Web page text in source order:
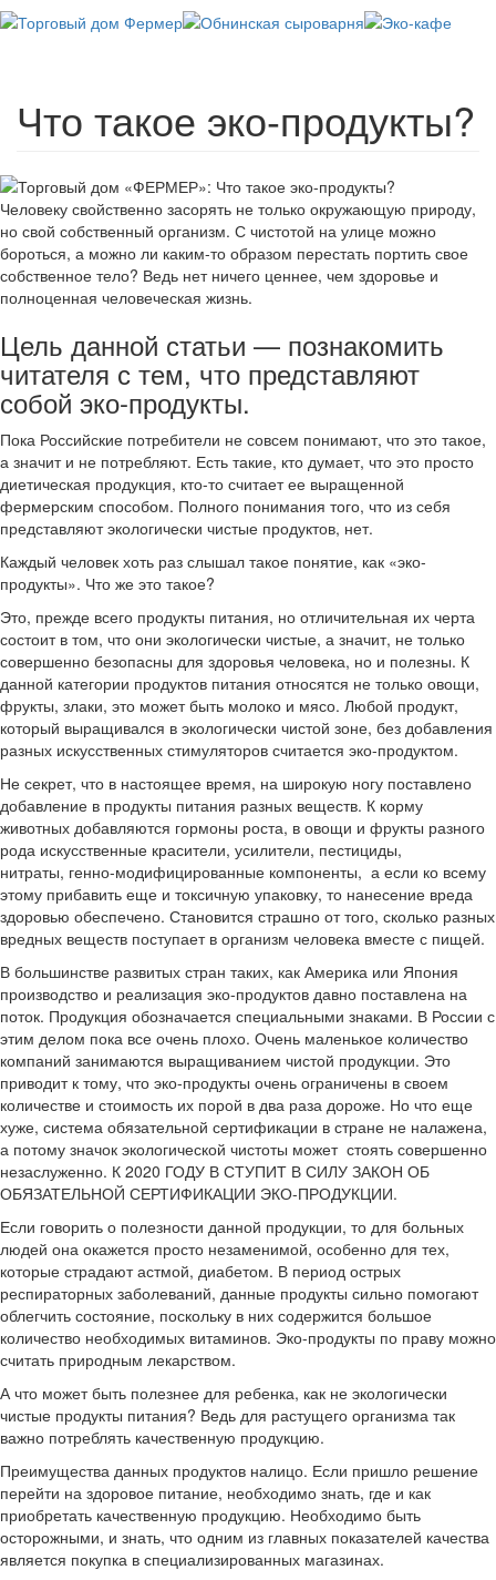
Перейти
к
Что такое эко-продукты?
Человеку свойственно засорять не только окружающую природу,
но свой собственный организм. С чистотой на улице можно
бороться, а можно ли каким-то образом перестать портить свое
собственное тело? Ведь нет ничего ценнее, чем здоровье и
полноценная человеческая жизнь.
Цель данной статьи — познакомить
читателя с тем, что представляют
собой эко-продукты.
Пока Российские потребители не совсем понимают, что это такое,
а значит и не потребляют. Есть такие, кто думает, что это просто
диетическая продукция, кто-то считает ее выращенной
фермерским способом. Полного понимания того, что из себя
представляют экологически чистые продуктов, нет.
Каждый человек хоть раз слышал такое понятие, как «эко-
продукты». Что же это такое?
Это, прежде всего продукты питания, но отличительная их черта
состоит в том, что они экологически чистые, а значит, не только
совершенно безопасны для здоровья человека, но и полезны. К
данной категории продуктов питания относятся не только овощи,
фрукты, злаки, это может быть молоко и мясо. Любой продукт,
который выращивался в экологически чистой зоне, без добавления
разных искусственных стимуляторов считается эко-продуктом.
Не секрет, что в настоящее время, на широкую ногу поставлено
добавление в продукты питания разных веществ. К корму
животных добавляются гормоны роста, в овощи и фрукты разного
рода искусственные красители, усилители, пестициды,
нитраты, генно-модифицированные компоненты, а если ко всему
этому прибавить еще и токсичную упаковку, то нанесение вреда
здоровью обеспечено. Становится страшно от того, сколько разных
вредных веществ поступает в организм человека вместе с пищей.
В большинстве развитых стран таких, как Америка или Япония
производство и реализация эко-продуктов давно поставлена на
поток. Продукция обозначается специальными знаками. В России с
этим делом пока все очень плохо. Очень маленькое количество
компаний занимаются выращиванием чистой продукции. Это
приводит к тому, что эко-продукты очень ограничены в своем
количестве и стоимость их порой в два раза дороже. Но что еще
хуже, система обязательной сертификации в стране не налажена,
а потому значок экологической чистоты может стоять совершенно
незаслуженно. К 2020 ГОДУ В СТУПИТ В СИЛУ ЗАКОН ОБ
ОБЯЗАТЕЛЬНОЙ СЕРТИФИКАЦИИ ЭКО-ПРОДУКЦИИ.
Если говорить о полезности данной продукции, то для больных
людей она окажется просто незаменимой, особенно для тех,
которые страдают астмой, диабетом. В период острых
респираторных заболеваний, данные продукты сильно помогают
облегчить состояние, поскольку в них содержится большое
количество необходимых витаминов. Эко-продукты по праву можно
считать природным лекарством.
А что может быть полезнее для ребенка, как не экологически
чистые продукты питания? Ведь для растущего организма так
важно потреблять качественную продукцию.
Преимущества данных продуктов налицо. Если пришло решение
перейти на здоровое питание, необходимо знать, где и как
приобретать качественную продукцию. Необходимо быть
осторожными, и знать, что одним из главных показателей качества
является покупка в специализированных магазинах.